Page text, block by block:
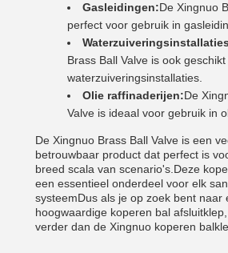
Gasleidingen:De Xingnuo
perfect voor gebruik in
Brass Ball Valve is ook
waterzuiveringsinstallaties.
Olie raffinaderijen:De
Valve is ideaal voor gebruik in
De Xingnuo Brass Ball Valve is een
betrouwbaar product dat perfect is
breed scala van scenario's.Deze
een essentieel onderdeel voor elk
systeemDus als je op zoek bent naar
hoogwaardige koperen bal
verder dan de Xingnuo koperen